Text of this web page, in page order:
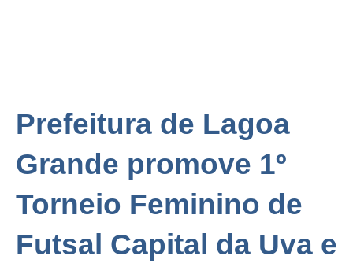
Prefeitura de Lagoa
Grande promove 1º
Torneio Feminino de
Futsal Capital da Uva e